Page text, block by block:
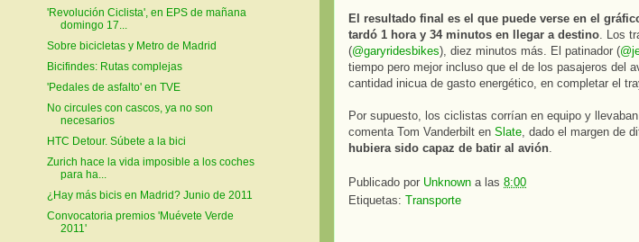
El resultado final es el que puede verse en el
tardó 1 hora y 34 minutos en llegar a destino . Los
(@garyridesbikes), diez minutos más. El patinador (
tiempo pero mejor incluso que el de los pasajeros del
cantidad inicua de gasto energético, en completar el
Por supuesto, los ciclistas corrían en equipo y
comenta Tom Vanderbilt en Slate , dado el margen de
hubiera sido capaz de batir al avión
Publicado por Unknown a las 8:00
Etiquetas: Transporte
'Revolución Ciclista', en EPS de mañana
domingo 17...
Sobre bicicletas y Metro de Madrid
Bicifindes: Rutas complejas
'Pedales de asfalto' en TVE
No circules con cascos, ya no son
necesarios
HTC Detour. Súbete a la bici
Zurich hace la vida imposible a los coches
para ha...
¿Hay más bicis en Madrid? Junio de 2011
Convocatoria premios 'Muévete Verde
2011'